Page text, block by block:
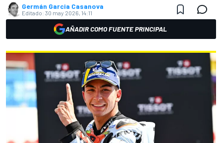
Germán Garcia Casanova
Editado: 30 may 2026, 14:11
AÑADIR COMO FUENTE PRINCIPAL